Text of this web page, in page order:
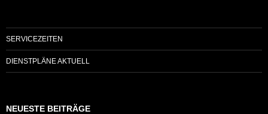
SERVICEZEITEN
DIENSTPLÄNE AKTUELL
NEUESTE BEITRÄGE